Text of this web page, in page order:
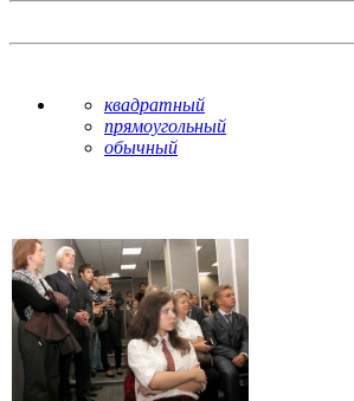
квадратный
прямоугольный
обычный